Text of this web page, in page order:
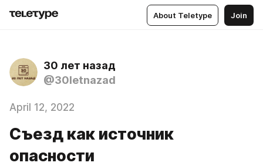
About Teletype Join
30 лет назад
@30letnazad
April 12, 2022
Съезд как источник
опасности